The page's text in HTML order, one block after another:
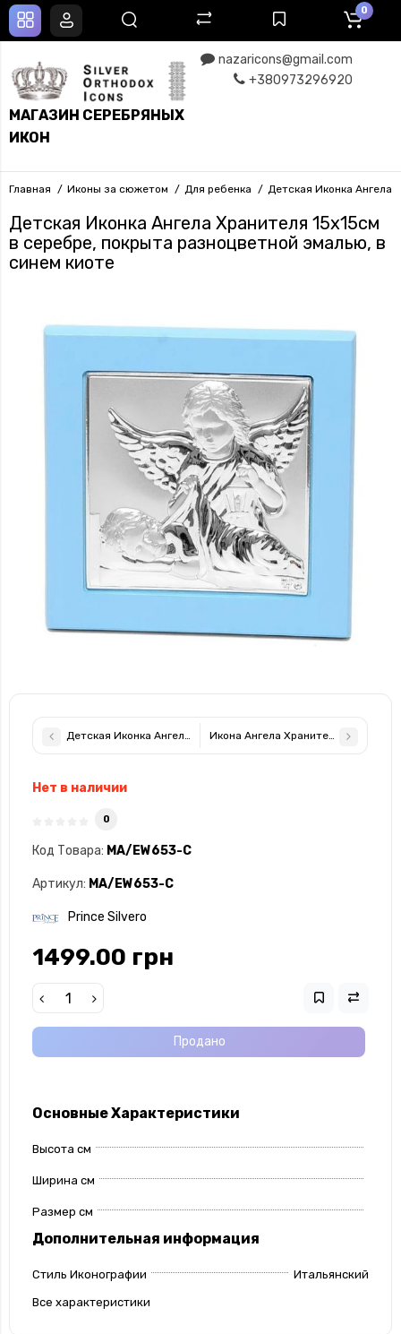
МАГАЗИН СЕРЕБРЯНЫХ
ИКОН
nazaricons@gmail.com
+380973296920
0
Главная Иконы за сюжетом Для ребенка Детская Иконка Ангела
Детская Иконка Ангела Хранителя 15x15см
в серебре, покрыта разноцветной эмалью, в
синем киоте
Детская Иконка Ангела Хранителя 11х11см в серебре,
Икона Ангела Хранителя 11х11см
Нет в наличии
0
Код Товара: MA/EW653-C
Артикул: MA/EW653-C
Prince Silvero
1499.00 грн
Продано
Основные Характеристики
Высота см
Ширина см
Размер см
Дополнительная информация
Стиль Иконографии Итальянский
Все характеристики